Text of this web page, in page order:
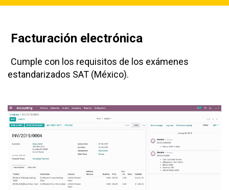
Facturación electrónica
Cumple con los requisitos de los exámenes
estandarizados SAT (México).